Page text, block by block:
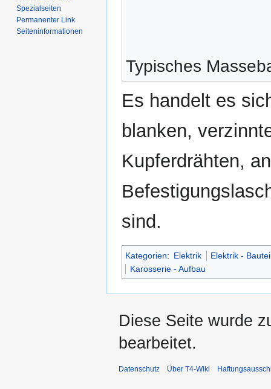
Typisches
Es handelt es
blanken,
Kupferdrähten,
sind.
Kategorien: Elektrik
Elektrik -
Karosserie - Aufbau
Spezialseiten
Permanenter Link
Seiten­informationen
Diese Seite wurde
bearbeitet.
Datenschutz Über T4-Wiki